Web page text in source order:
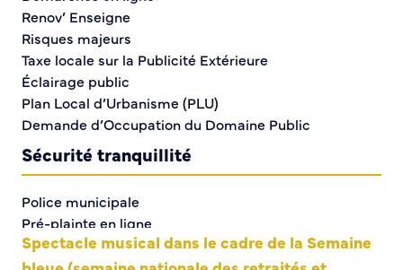
Spectacle musical dans le cadre de la Semaine
Renov’ Enseigne
Risques majeurs
Taxe locale sur la Publicité Extérieure
Éclairage public
Plan Local d’Urbanisme (PLU)
Demande d’Occupation du Domaine Public
Sécurité tranquillité
Police municipale
Pré-plainte en ligne
Tranquillité vacances
Vidéoprotection